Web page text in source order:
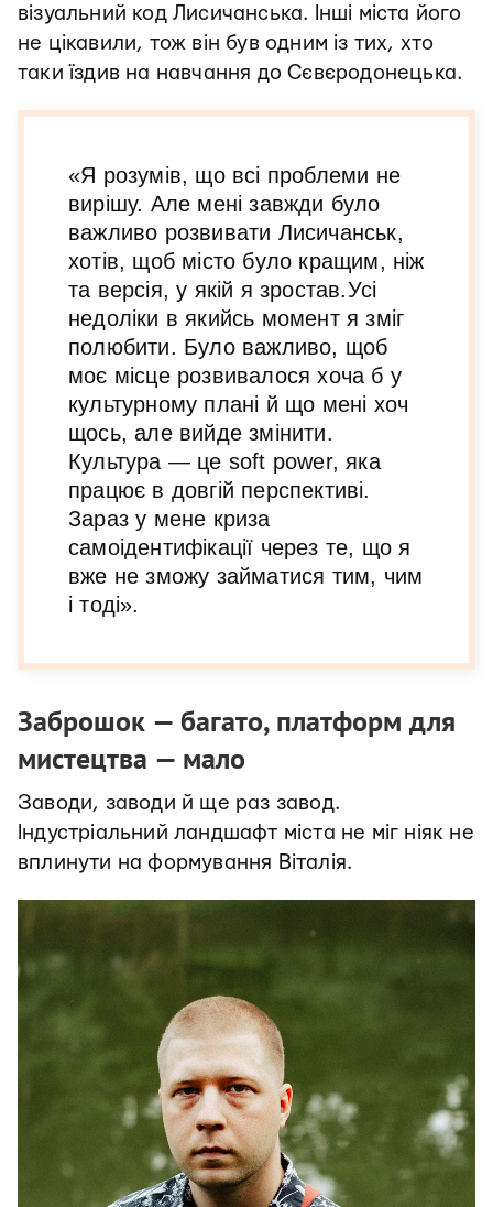
візуальний код Лисичанська. Інші міста його
не цікавили, тож він був одним із тих, хто
таки їздив на навчання до Сєвєродонецька.
«Я розумів, що всі проблеми не
вирішу. Але мені завжди було
важливо розвивати Лисичанськ,
хотів, щоб місто було кращим, ніж
та версія, у якій я зростав.Усі
недоліки в якийсь момент я зміг
полюбити. Було важливо, щоб
моє місце розвивалося хоча б у
культурному плані й що мені хоч
щось, але вийде змінити.
Культура — це soft power, яка
працює в довгій перспективі.
Зараз у мене криза
самоідентифікації через те, що я
вже не зможу займатися тим, чим
і тоді».
Заброшок — багато, платформ для
мистецтва — мало
Заводи, заводи й ще раз завод.
Індустріальний ландшафт міста не міг ніяк не
вплинути на формування Віталія.